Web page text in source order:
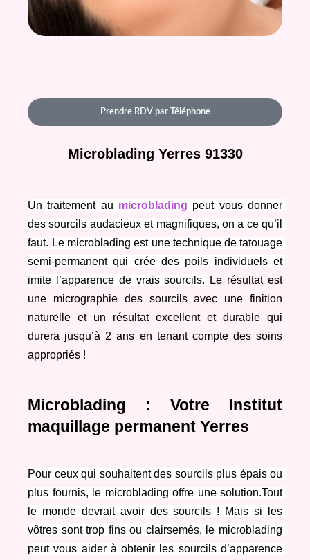
Prendre RDV par Téléphone
Microblading Yerres 91330
Un traitement au microblading peut vous donner
des sourcils audacieux et magnifiques, on a ce qu’il
faut. Le microblading est une technique de tatouage
semi-permanent qui crée des poils individuels et
imite l’apparence de vrais sourcils. Le résultat est
une micrographie des sourcils avec une finition
naturelle et un résultat excellent et durable qui
durera jusqu’à 2 ans en tenant compte des soins
appropriés !
Microblading : Votre Institut
maquillage permanent Yerres
Pour ceux qui souhaitent des sourcils plus épais ou
plus fournis, le microblading offre une solution.Tout
le monde devrait avoir des sourcils ! Mais si les
vôtres sont trop fins ou clairsemés, le microblading
peut vous aider à obtenir les sourcils d’apparence